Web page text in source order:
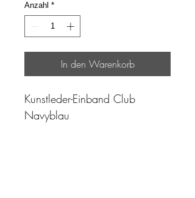
Anzahl *
In den Warenkorb
Kunstleder-Einband Club
Navyblau